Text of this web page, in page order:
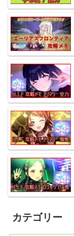
カテゴリー